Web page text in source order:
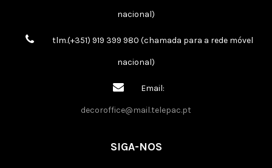
nacional)
tlm.(+351) 919 399 980 (chamada para a rede móvel
nacional)
Email:
decoroffice@mail.telepac.pt
SIGA-NOS